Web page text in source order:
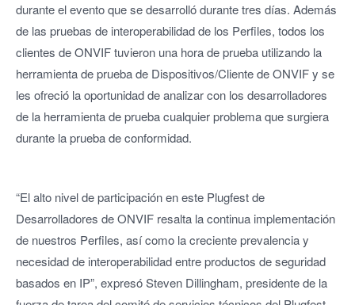
durante el evento que se desarrolló durante tres días. Además
de las pruebas de interoperabilidad de los Perfiles, todos los
clientes de ONVIF tuvieron una hora de prueba utilizando la
herramienta de prueba de Dispositivos/Cliente de ONVIF y se
les ofreció la oportunidad de analizar con los desarrolladores
de la herramienta de prueba cualquier problema que surgiera
durante la prueba de conformidad.
“El alto nivel de participación en este Plugfest de
Desarrolladores de ONVIF resalta la continua implementación
de nuestros Perfiles, así como la creciente prevalencia y
necesidad de interoperabilidad entre productos de seguridad
basados en IP”, expresó Steven Dillingham, presidente de la